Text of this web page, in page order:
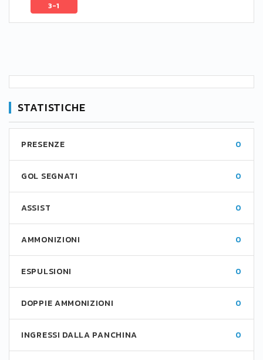
3-1
STATISTICHE
PRESENZE 0
GOL SEGNATI 0
ASSIST 0
AMMONIZIONI 0
ESPULSIONI 0
DOPPIE AMMONIZIONI 0
INGRESSI DALLA PANCHINA 0